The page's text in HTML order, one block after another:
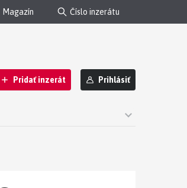
Magazín
Pridať inzerát Prihlásiť